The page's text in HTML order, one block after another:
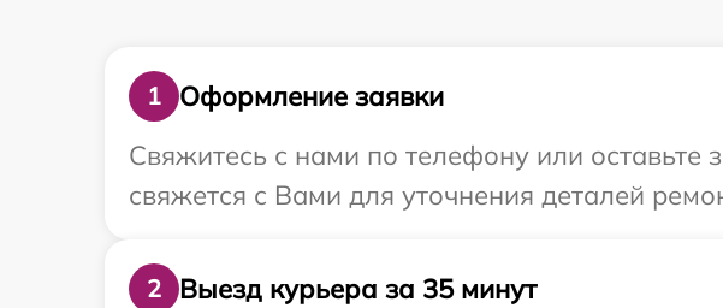
1
Оформление заявки
Свяжитесь с нами по телефону или оставьте
свяжется с Вами для уточнения деталей
2
Выезд курьера за 35 минут